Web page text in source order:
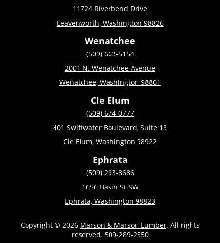
11724 Riverbend Drive
Leavenworth, Washington 98826
Wenatchee
(509) 663-5154
2001 N. Wenatchee Avenue
Wenatchee, Washington 98801
Cle Elum
(509) 674-0777
401 Swiftwater Boulevard, Suite 13
Cle Elum, Washington 98922
Ephrata
(509) 293-8686
1656 Basin St SW
Ephrata, Washington 98823
Copyright © 2026 Marson & Marson Lumber. All rights
reserved. 509-289-2550